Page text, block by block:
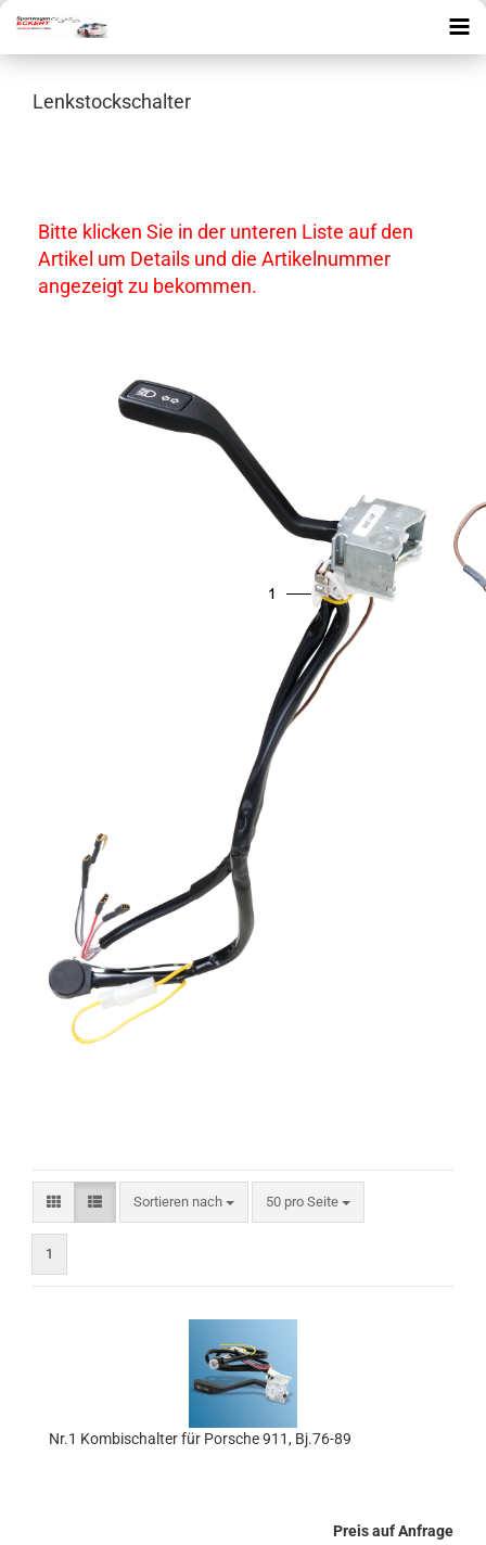
Lenkstockschalter
Bitte klicken Sie in der unteren Liste auf den
Artikel um Details und die Artikelnummer
angezeigt zu bekommen.
Sortieren nach
Sortieren nach 50 pro Seite
pro Seite
1
Nr.1 Kombischalter für Porsche 911, Bj.76-89
Preis auf Anfrage